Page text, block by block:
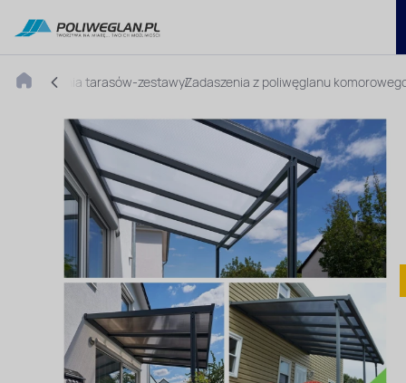
Zadaszenia tarasów-zestawyZadaszenia z poliwęglanu